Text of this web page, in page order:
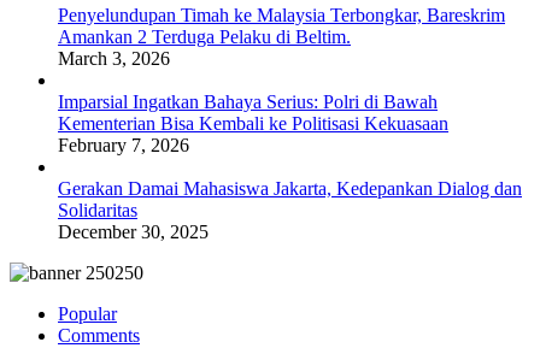
Penyelundupan Timah ke Malaysia Terbongkar, Bareskrim
Amankan 2 Terduga Pelaku di Beltim.
March 3, 2026
Imparsial Ingatkan Bahaya Serius: Polri di Bawah
Kementerian Bisa Kembali ke Politisasi Kekuasaan
February 7, 2026
Gerakan Damai Mahasiswa Jakarta, Kedepankan Dialog dan
Solidaritas
December 30, 2025
Popular
Comments